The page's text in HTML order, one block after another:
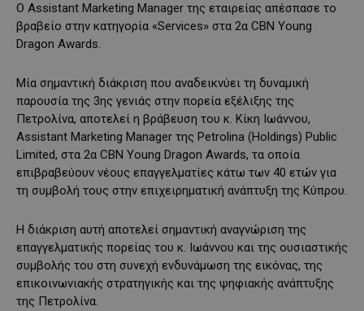
Ο Assistant Marketing Manager της εταιρείας απέσπασε το
βραβείο στην κατηγορία «Services» στα 2α CBN Young
Dragon Awards.
Μία σημαντική διάκριση που αναδεικνύει τη δυναμική
παρουσία της 3ης γενιάς στην πορεία εξέλιξης της
Πετρολίνα, αποτελεί η βράβευση του κ. Κίκη Ιωάννου,
Assistant Marketing Manager της Petrolina (Holdings) Public
Limited, στα 2α CBN Young Dragon Awards, τα οποία
επιβραβεύουν νέους επαγγελματίες κάτω των 40 ετών για
τη συμβολή τους στην επιχειρηματική ανάπτυξη της Κύπρου.
Η διάκριση αυτή αποτελεί σημαντική αναγνώριση της
επαγγελματικής πορείας του κ. Ιωάννου και της ουσιαστικής
συμβολής του στη συνεχή ενδυνάμωση της εικόνας, της
επικοινωνιακής στρατηγικής και της ψηφιακής ανάπτυξης
της Πετρολίνα.